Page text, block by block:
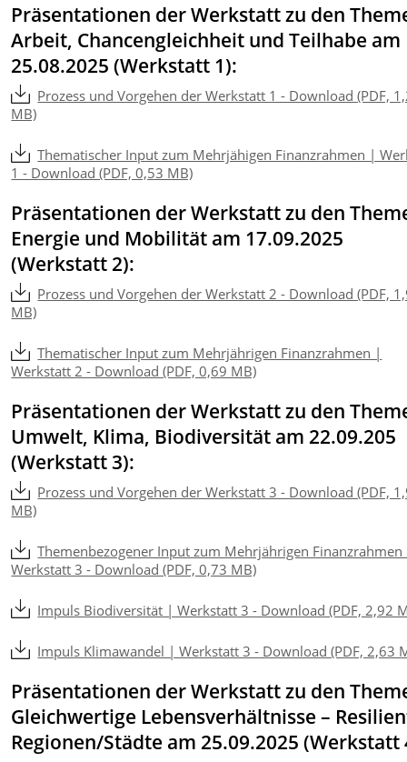
Präsentationen der Werkstatt zu den
Arbeit, Chancengleichheit und Teilhabe am
25.08.2025 (Werkstatt 1):
Prozess und Vorgehen der Werkstatt 1 - Download (PDF,
MB)
Thematischer Input zum Mehrjähigen Finanzrahmen |
1 - Download (PDF, 0,53 MB)
Präsentationen der Werkstatt zu den
Energie und Mobilität am 17.09.2025
(Werkstatt 2):
Prozess und Vorgehen der Werkstatt 2 - Download (PDF,
MB)
Thematischer Input zum Mehrjährigen Finanzrahmen |
Werkstatt 2 - Download (PDF, 0,69 MB)
Präsentationen der Werkstatt zu den
Umwelt, Klima, Biodiversität am 22.09.205
(Werkstatt 3):
Prozess und Vorgehen der Werkstatt 3 - Download (PDF,
MB)
Themenbezogener Input zum Mehrjährigen
Werkstatt 3 - Download (PDF, 0,73 MB)
Impuls Biodiversität | Werkstatt 3 - Download (PDF, 2,92
Impuls Klimawandel | Werkstatt 3 - Download (PDF, 2,63
Präsentationen der Werkstatt zu den
Gleichwertige Lebensverhältnisse –
Regionen/Städte am 25.09.2025 (Werkstatt